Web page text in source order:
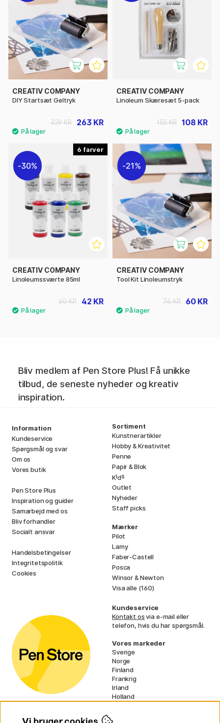
CREATIV COMPANY
DIY Startsæt Geltryk
263 KR
329 KR
CREATIV COMPANY
Linoleum Skæresæt 5-pack
108 KR
155 KR
6
30%
CREATIV COMPANY
Linoleumssværte 85ml
42 KR
60 KR
21%
CREATIV COMPANY
Tool Kit Linoleumstryk
60 KR
76 KR
Bliv medlem af Pen Store Plus! Få unikke
tilbud, de seneste nyheder og kreativ
inspiration.
Information
Kundeservice
Spørgsmål og svar
Om os
Vores butik
Pen Store Plus
Inspiration og guider
Samarbejd med os
Bliv forhandler
Socialt ansvar
Handelsbetingelser
Integritetspolitik
Cookies
Sortiment
Kunstnerartikler
Hobby & Kreativitet
Penne
Papir & Blok
Kids
Outlet
Nyheder
Staff picks
Mærker
Pilot
Lamy
Faber-Castell
Posca
Winsor & Newton
Visa alle (160)
Kundeservice
Kontakt osvia e-mail eller
telefon, hvis du har spørgsmål.
Vores markeder
Sverige
Norge
Finland
Frankrig
Irland
Holland